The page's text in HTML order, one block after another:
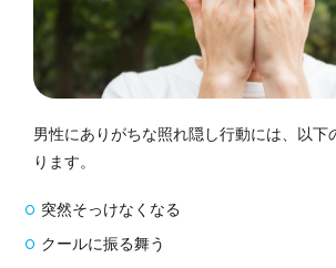
男性にありがちな照れ隠し行動には、以下
ります。
突然そっけなくなる
クールに振る舞う